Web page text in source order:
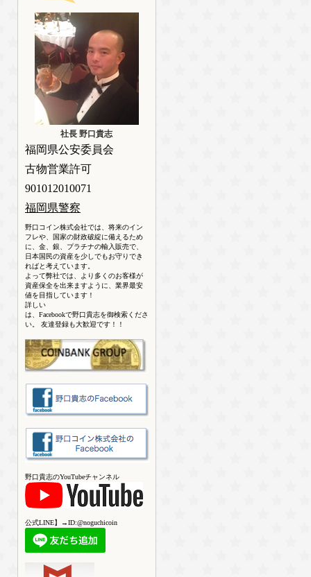
社長 野口貴志
福岡県公安委員会
古物営業許可
901012010071
福岡県警察
野口コイン株式会社では、将来のイン
フレや、国家の財政破綻に備えるため
に、金、銀、プラチナの輸入販売で、
日本国民の資産を少しでもお守りでき
ればと考えています。
よって弊社では、より多くのお客様が
資産保全を出来ますように、業界最安
値を目指しています！
詳しい
は、Facebookで野口貴志を御検索くださ
い。 友達登録も大歓迎です！！
野口貴志のYouTubeチャンネル
公式LINE】→ID:@noguchicoin